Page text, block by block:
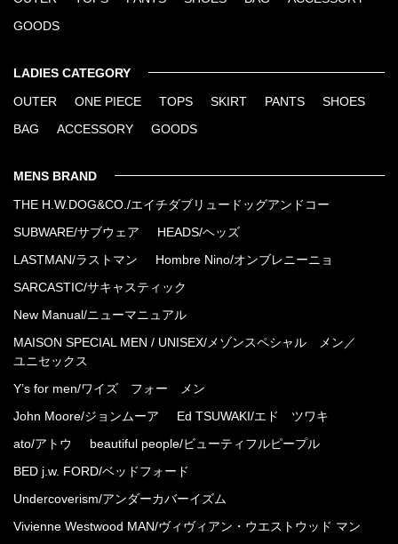
GOODS
LADIES CATEGORY
OUTER ONE PIECE TOPS SKIRT PANTS SHOES
BAG ACCESSORY GOODS
MENS BRAND
THE H.W.DOG&CO./エイチダブリュードッグアンドコー
SUBWARE/サブウェア HEADS/ヘッズ
LASTMAN/ラストマン Hombre Nino/オンブレニーニョ
SARCASTIC/サキャスティック
New Manual/ニューマニュアル
MAISON SPECIAL MEN / UNISEX/メゾンスペシャル メン／
ユニセックス
Y’s for men/ワイズ フォー メン
John Moore/ジョンムーア Ed TSUWAKI/エド ツワキ
ato/アトウ beautiful people/ビューティフルピープル
BED j.w. FORD/ベッドフォード
Undercoverism/アンダーカバーイズム
Vivienne Westwood MAN/ヴィヴィアン・ウエストウッド マン